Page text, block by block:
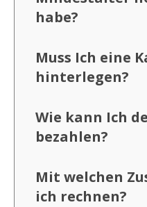
habe?
Muss Ich eine
hinterlegen?
Wie kann Ich
bezahlen?
Mit welchen
ich rechnen?